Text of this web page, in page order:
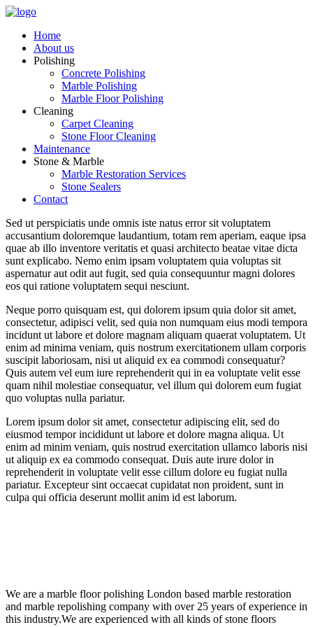
Home
About us
Polishing
Concrete Polishing
Marble Polishing
Marble Floor Polishing
Cleaning
Carpet Cleaning
Stone Floor Cleaning
Maintenance
Stone & Marble
Marble Restoration Services
Stone Sealers
Contact
Sed ut perspiciatis unde omnis iste natus error sit voluptatem
accusantium doloremque laudantium, totam rem aperiam, eaque ipsa
quae ab illo inventore veritatis et quasi architecto beatae vitae dicta
sunt explicabo. Nemo enim ipsam voluptatem quia voluptas sit
aspernatur aut odit aut fugit, sed quia consequuntur magni dolores
eos qui ratione voluptatem sequi nesciunt.
Neque porro quisquam est, qui dolorem ipsum quia dolor sit amet,
consectetur, adipisci velit, sed quia non numquam eius modi tempora
incidunt ut labore et dolore magnam aliquam quaerat voluptatem. Ut
enim ad minima veniam, quis nostrum exercitationem ullam corporis
suscipit laboriosam, nisi ut aliquid ex ea commodi consequatur?
Quis autem vel eum iure reprehenderit qui in ea voluptate velit esse
quam nihil molestiae consequatur, vel illum qui dolorem eum fugiat
quo voluptas nulla pariatur.
Lorem ipsum dolor sit amet, consectetur adipiscing elit, sed do
eiusmod tempor incididunt ut labore et dolore magna aliqua. Ut
enim ad minim veniam, quis nostrud exercitation ullamco laboris nisi
ut aliquip ex ea commodo consequat. Duis aute irure dolor in
reprehenderit in voluptate velit esse cillum dolore eu fugiat nulla
pariatur. Excepteur sint occaecat cupidatat non proident, sunt in
culpa qui officia deserunt mollit anim id est laborum.
We are a marble floor polishing London based marble restoration
and marble repolishing company with over 25 years of experience in
this industry.We are experienced with all kinds of stone floors